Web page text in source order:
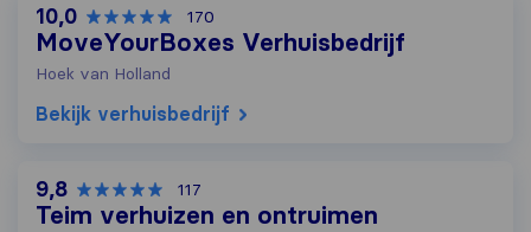
10,0 170
MoveYourBoxes Verhuisbedrijf
Hoek van Holland
Bekijk verhuisbedrijf
9,8 117
Teim verhuizen en ontruimen